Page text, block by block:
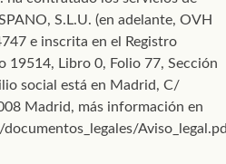
S.L.U. (en adelante, OVH
e inscrita en el Registro
19514, Libro 0, Folio 77, Sección
social está en Madrid, C/
Madrid, más información en